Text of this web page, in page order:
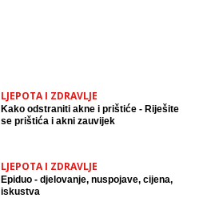
LJEPOTA I ZDRAVLJE
Kako odstraniti akne i prištiće - Riješite
se prištića i akni zauvijek
LJEPOTA I ZDRAVLJE
Epiduo - djelovanje, nuspojave, cijena,
iskustva